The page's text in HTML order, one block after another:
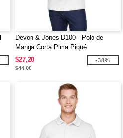
Devon & Jones D100 - Polo de
Manga Corta Pima Piqué
$27,20
$44,00
-38%